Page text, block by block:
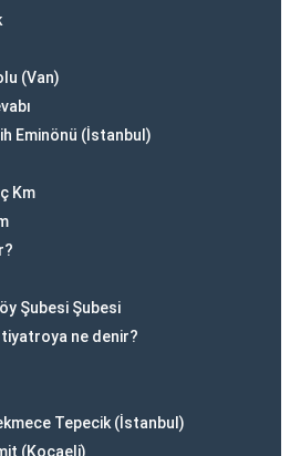
(Van)
Eminönü (İstanbul)
Km
Şubesi Şubesi
ne denir?
Tepecik (İstanbul)
(Kocaeli)